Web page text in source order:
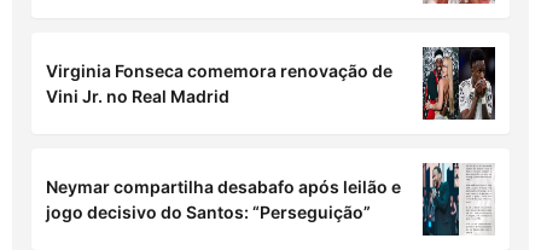
Virginia Fonseca comemora renovação de
Vini Jr. no Real Madrid
Neymar compartilha desabafo após leilão e
jogo decisivo do Santos: “Perseguição”